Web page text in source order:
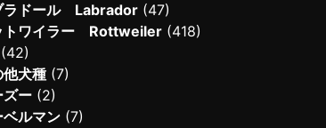
ラドール Labrador (47)
トワイラー Rottweiler (418)
他犬種 (7)
ズー (2)
ベルマン (7)